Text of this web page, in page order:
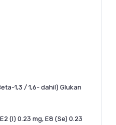
1,3 / 1,6- dahil) Glukan
(I) 0.23 mg, E8 (Se) 0.23